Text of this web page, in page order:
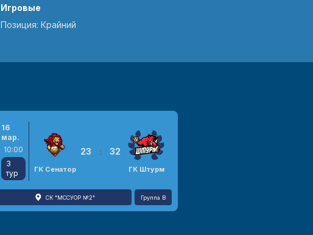
Игровые
Позиция: Крайний
16
мар.
10:00
3
тур
ГК Сенатор
23 : 32
ГК Штурм
СК "МССУОР №2" Группа B